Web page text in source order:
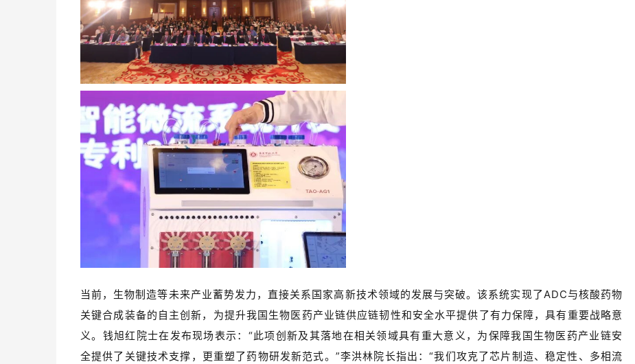
当前，生物制造等未来产业蓄势发力，直接关系国家高新技术领域的发展与突破。该系统实现了ADC与核酸药物
关键合成装备的自主创新，为提升我国生物医药产业链供应链韧性和安全水平提供了有力保障，具有重要战略意
义。钱旭红院士在发布现场表示：“此项创新及其落地在相关领域具有重大意义，为保障我国生物医药产业链安
全提供了关键技术支撑，更重塑了药物研发新范式。”李洪林院长指出：“我们攻克了芯片制造、稳定性、多相流